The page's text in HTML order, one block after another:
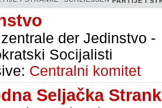
der Jedinstvo -
Socijalisti
Centralni komitet
Seljačka